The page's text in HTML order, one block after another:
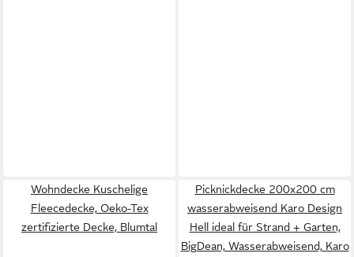
Wohndecke Kuschelige
Fleecedecke, Oeko-Tex
zertifizierte Decke, Blumtal
Picknickdecke 200x200 cm
wasserabweisend Karo Design
Hell ideal für Strand + Garten,
BigDean, Wasserabweisend, Karo